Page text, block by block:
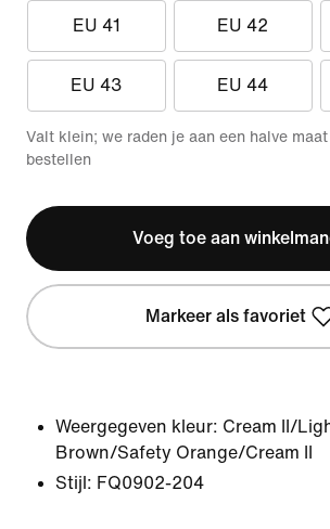
EU 41 EU 42
EU 43 EU 44
Valt klein; we raden je aan een halve
bestellen
Voeg toe aan
Markeer als favoriet
Weergegeven kleur: Cream II/
Brown/Safety Orange/Cream II
Stijl: FQ0902-204